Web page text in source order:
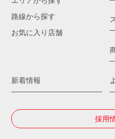
路線から探す
お気に入り店舗
新着情報
採用